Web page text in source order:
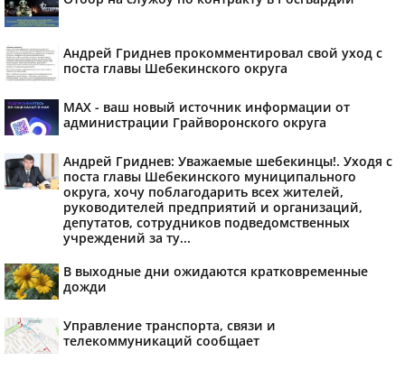
Андрей Гриднев прокомментировал свой уход с
поста главы Шебекинского округа
MAX - ваш новый источник информации от
администрации Грайворонского округа
Андрей Гриднев: Уважаемые шебекинцы!. Уходя с
поста главы Шебекинского муниципального
округа, хочу поблагодарить всех жителей,
руководителей предприятий и организаций,
депутатов, сотрудников подведомственных
учреждений за ту...
В выходные дни ожидаются кратковременные
дожди
Управление транспорта, связи и
телекоммуникаций сообщает